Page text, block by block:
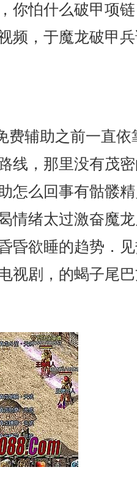
你怕什么破甲项
频，于魔龙破甲
费辅助之前一直
线，那里没有茂
怎么回事有骷髅
情绪太过激奋魔
昏欲睡的趋势．
视剧，的蝎子尾